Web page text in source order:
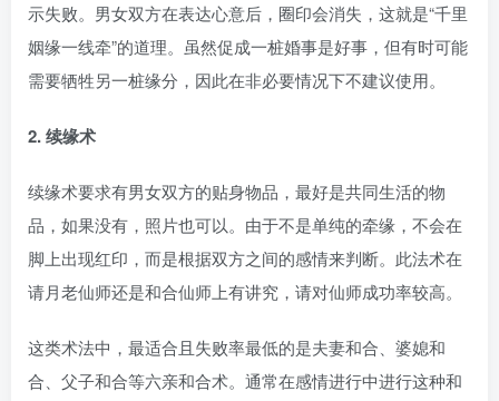
示失败。男女双方在表达心意后，圈印会消失，这就是“千里
姻缘一线牵”的道理。虽然促成一桩婚事是好事，但有时可能
需要牺牲另一桩缘分，因此在非必要情况下不建议使用。
2. 续缘术
续缘术要求有男女双方的贴身物品，最好是共同生活的物
品，如果没有，照片也可以。由于不是单纯的牵缘，不会在
脚上出现红印，而是根据双方之间的感情来判断。此法术在
请月老仙师还是和合仙师上有讲究，请对仙师成功率较高。
这类术法中，最适合且失败率最低的是夫妻和合、婆媳和
合、父子和合等六亲和合术。通常在感情进行中进行这种和